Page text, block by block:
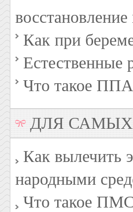
Как при
Естественные
Что такое
ДЛЯ
Как вылечить
народными
Что такое